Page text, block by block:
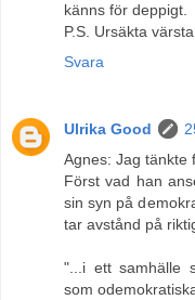
känns för deppigt.
P.S. Ursäkta
Svara
Ulrika Good
Agnes: Jag tänkte
Först vad han
sin syn på
tar avstånd på
"...i ett samhälle
som